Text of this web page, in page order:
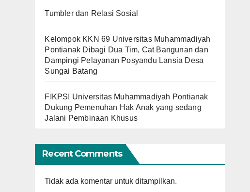
Tumbler dan Relasi Sosial
Kelompok KKN 69 Universitas Muhammadiyah
Pontianak Dibagi Dua Tim, Cat Bangunan dan
Dampingi Pelayanan Posyandu Lansia Desa
Sungai Batang
FIKPSI Universitas Muhammadiyah Pontianak
Dukung Pemenuhan Hak Anak yang sedang
Jalani Pembinaan Khusus
Recent Comments
Tidak ada komentar untuk ditampilkan.